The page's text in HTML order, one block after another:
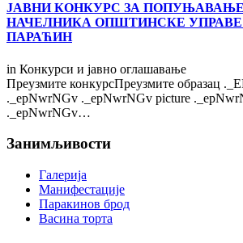
ЈАВНИ КОНКУРС ЗА
НАЧЕЛНИКА ОПШТИНСКЕ
ПАРАЋИН
in Конкурси и јавно оглашавање
Преузмите конкурсПреузмите образац
._epNwrNGv ._epNwrNGv picture
._epNwrNGv…
Занимљивости
Галерија
Манифестације
Паракинов брод
Васина торта